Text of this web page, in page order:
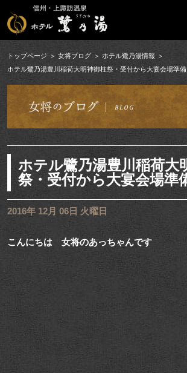
トップページ 女将ブログ
ホテル鷺乃湯情報
ホテル鷺乃湯豊川稲荷大明神御柱祭・受付から大宴会場準
ホテル鷺乃湯豊川稲荷大
祭・受付から大宴会場準
2016年 12月 06日 火曜日
こんにちは 女将のあっちゃんです